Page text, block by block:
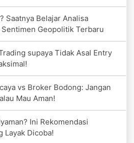
Saatnya Belajar Analisa
Geopolitik Terbaru
supaya Tidak Asal Entry
vs Broker Bodong: Jangan
Mau Aman!
Ini Rekomendasi
Layak Dicoba!